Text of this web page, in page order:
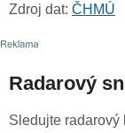
Zdroj dat: ČHMÚ
Radarový
Sledujte radarový